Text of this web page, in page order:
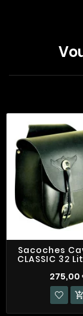
Sacoches
CLASSIC 32
275,00
